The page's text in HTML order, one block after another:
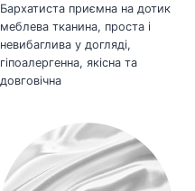
Бархатиста приємна на дотик
меблева тканина, проста і
невибаглива у догляді,
гіпоалергенна, якісна та
довговічна